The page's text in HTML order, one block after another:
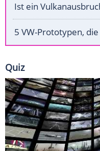
Ist ein
5 VW-Prototypen,
Quiz